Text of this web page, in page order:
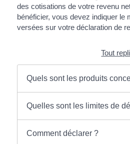
des cotisations de votre revenu
bénéficier, vous devez indiquer le
versées sur votre déclaration de
Tout
Quels sont les produits
Quelles sont les limites de
Comment déclarer ?